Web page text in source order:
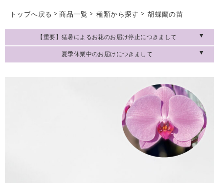
トップへ戻る 商品一覧 種類から探す 胡蝶蘭の苗
【重要】猛暑によるお花のお届け停止につきまして
夏季休業中のお届けにつきまして